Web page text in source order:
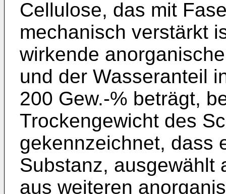
Cellulose, das mit
mechanisch verstärkt
wirkende
und der Wasseranteil
200 Gew.-% beträgt,
Trockengewicht des
gekennzeichnet, dass
Substanz, ausgewählt
aus weiteren